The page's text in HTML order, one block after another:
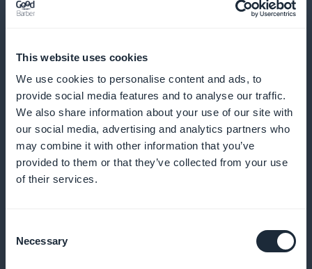
This website uses cookies
We use cookies to personalise content and ads, to
provide social media features and to analyse our traffic.
We also share information about your use of our site with
our social media, advertising and analytics partners who
may combine it with other information that you’ve
provided to them or that they’ve collected from your use
of their services.
Selection
Necessary
comprendre les préférences et les comportements
d'optimiser votre contenu et de répondre
Promotion directe sur l'application
Utilisez des widgets sur l'accueil pour promouvoir
l'interface principale de votre app, ce qui incite les
utilisateurs à explorer davantage et à s'engager avec